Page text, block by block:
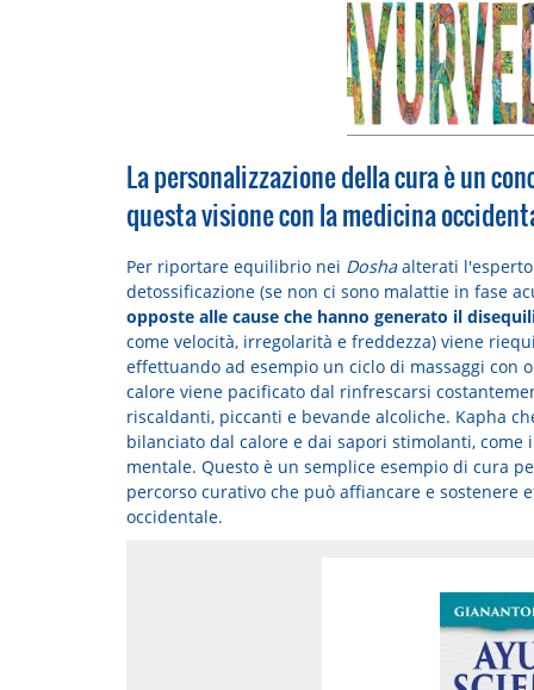
La personalizzazione della cura è un
questa visione con la medicina
Per riportare equilibrio nei Doshaalterati l'esperto
detossificazione (se non ci sono malattie in fase
opposte alle cause che hanno generato il
come velocità, irregolarità e freddezza) viene
effettuando ad esempio un ciclo di massaggi con
calore viene pacificato dal rinfrescarsi
riscaldanti, piccanti e bevande alcoliche. Kapha
bilanciato dal calore e dai sapori stimolanti,
mentale. Questo è un semplice esempio di cura
percorso curativo che può affiancare e
occidentale.